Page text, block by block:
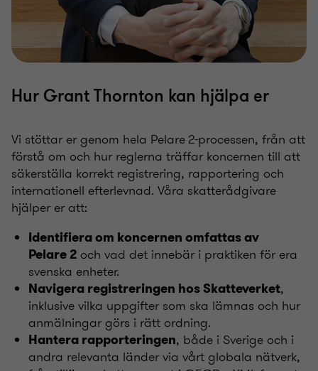
Hur Grant Thornton kan hjälpa er
Vi stöttar er genom hela Pelare 2-processen, från att
förstå om och hur reglerna träffar koncernen till att
säkerställa korrekt registrering, rapportering och
internationell efterlevnad. Våra skatterådgivare
hjälper er att:
Identifiera om koncernen omfattas av
Pelare 2 och vad det innebär i praktiken för era
svenska enheter.
Navigera registreringen hos Skatteverket,
inklusive vilka uppgifter som ska lämnas och hur
anmälningar görs i rätt ordning.
Hantera rapporteringen, både i Sverige och i
andra relevanta länder via vårt globala nätverk,